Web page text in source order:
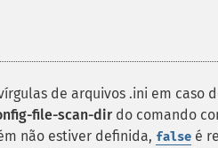
de arquivos .ini em caso
file-scan-dirdo comando
não estiver definida, false é